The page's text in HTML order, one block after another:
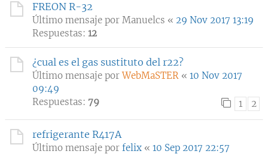
FREON R-32
Último mensaje por Manuelcs « 29 Nov 2017 13:19
Respuestas: 12
¿cual es el gas sustituto del r22?
Último mensaje porWebMaSTER « 10 Nov 2017
09:49
Respuestas: 79 1 2
refrigerante R417A
Último mensaje por felix « 10 Sep 2017 22:57